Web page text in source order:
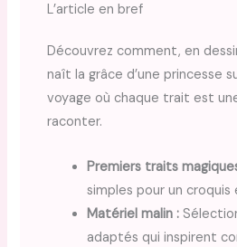
L’article en bref
Découvrez comment, en
naît la grâce d’une princesse
voyage où chaque trait est
raconter.
Premiers traits
simples pour un croquis
Matériel malin :
adaptés qui inspirent